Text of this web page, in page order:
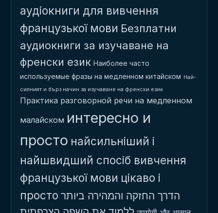
аудіокниги для вивчення
французької мови Безплатни
аудиокниги за изучаване на
френски език Наиболее часто
используемые фразы на медленном китайском Най-
силният и бърз начин за изучаване на френски език
Практика разговорной речи на медленном
малайском интересно и
просто найсильніший і
найшвидший спосіб вивчення
французької мови цікаво і
просто הדרך החזקה והמהירה ביותר